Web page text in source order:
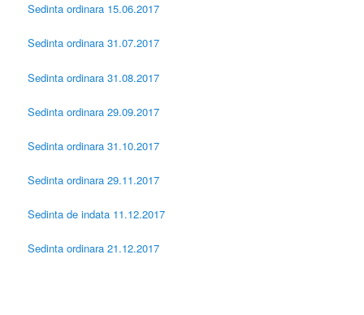
Sedinta ordinara 15.06.2017
Sedinta ordinara 31.07.2017
Sedinta ordinara 31.08.2017
Sedinta ordinara 29.09.2017
Sedinta ordinara 31.10.2017
Sedinta ordinara 29.11.2017
Sedinta de indata 11.12.2017
Sedinta ordinara 21.12.2017